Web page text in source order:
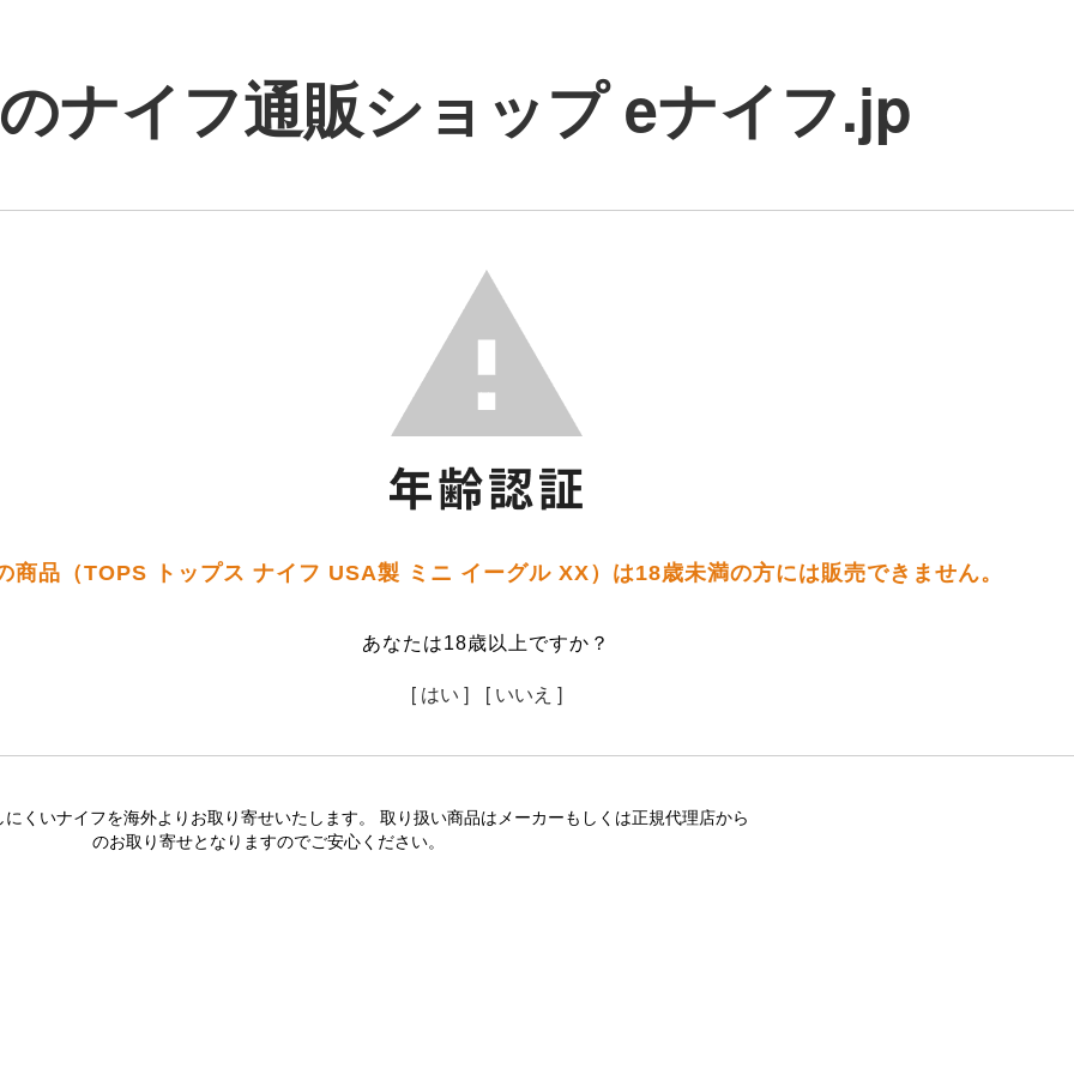
ナイフ通販ショップ eナイフ.jp
商品（TOPS トップス ナイフ USA製 ミニ イーグル XX）は18歳未満の方には販売できません。
あなたは18歳以上ですか？
[ はい ] [ いいえ ]
くいナイフを海外よりお取り寄せいたします。 取り扱い商品はメーカーもしくは正規代理店から
のお取り寄せとなりますのでご安心ください。